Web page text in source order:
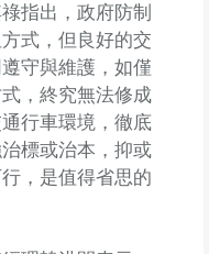
指出，政府防制
式，但良好的交
守與維護，如僅
，終究無法修成
行車環境，徹底
標或治本，抑或
，是值得省思的